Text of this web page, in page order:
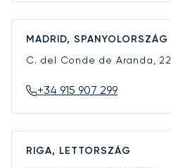
MADRID, SPANYOLORSZÁG
C. del Conde de Aranda, 22
+34 915 907 299
RIGA, LETTORSZÁG